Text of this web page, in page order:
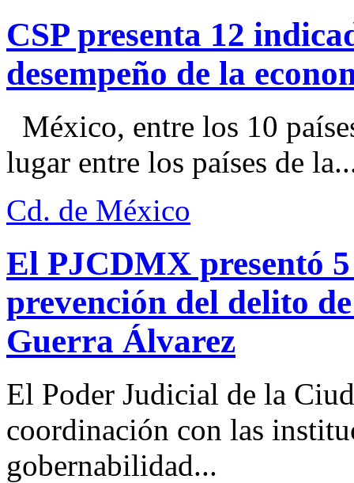
CSP presenta 12
desempeño de la
México, entre los 10
lugar entre los países de
Cd. de México
El PJCDMX presentó
prevención del delito
Guerra Álvarez
El Poder Judicial de la
coordinación con las
gobernabilidad...